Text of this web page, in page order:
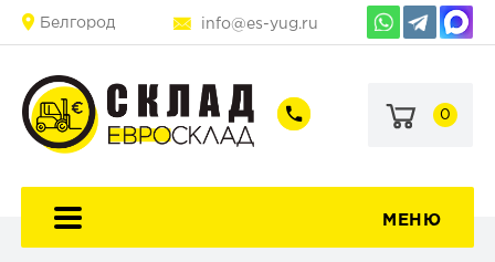
Белгород info@es-yug.ru
+7
60-
+7
69-
0
МЕНЮ